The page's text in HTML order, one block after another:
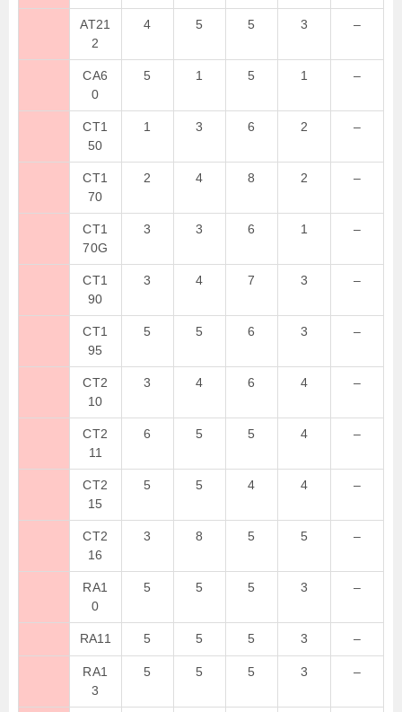
AT21
2
4 5 5 3 –
CA6
0
5 1 5 1 –
CT1
50
1 3 6 2 –
CT1
70
2 4 8 2 –
CT1
70G
3 3 6 1 –
CT1
90
3 4 7 3 –
CT1
95
5 5 6 3 –
CT2
10
3 4 6 4 –
CT2
11
6 5 5 4 –
CT2
15
5 5 4 4 –
CT2
16
3 8 5 5 –
RA1
0
5 5 5 3 –
RA11 5 5 5 3 –
RA1
3
5 5 5 3 –